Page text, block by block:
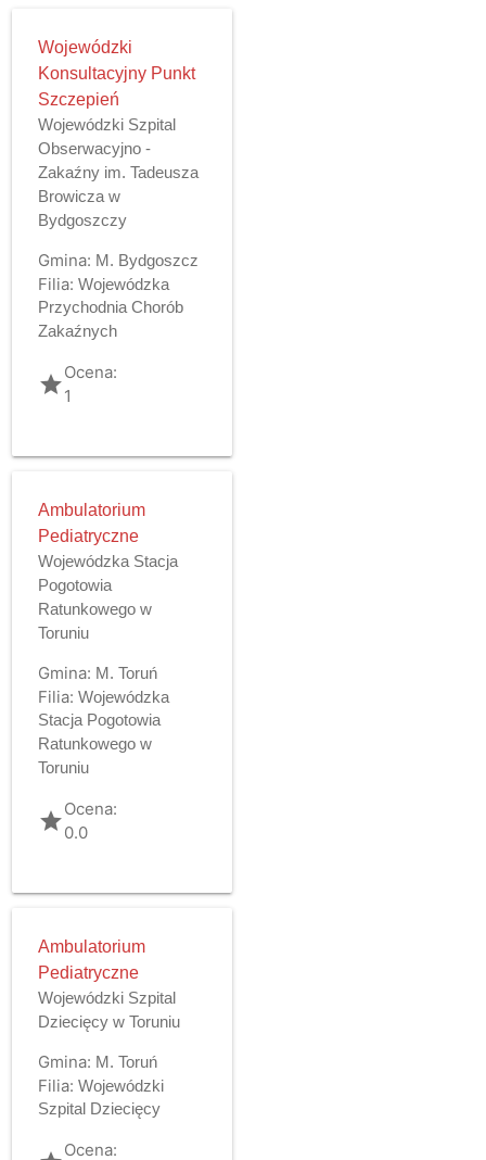
Wojewódzki
Konsultacyjny Punkt
Szczepień
Wojewódzki Szpital
Obserwacyjno -
Zakaźny im. Tadeusza
Browicza w
Bydgoszczy
Gmina: M. Bydgoszcz
Filia: Wojewódzka
Przychodnia Chorób
Zakaźnych
gradeOcena:
1
Ambulatorium
Pediatryczne
Wojewódzka Stacja
Pogotowia
Ratunkowego w
Toruniu
Gmina: M. Toruń
Filia: Wojewódzka
Stacja Pogotowia
Ratunkowego w
Toruniu
gradeOcena:
0.0
Ambulatorium
Pediatryczne
Wojewódzki Szpital
Dziecięcy w Toruniu
Gmina: M. Toruń
Filia: Wojewódzki
Szpital Dziecięcy
Ocena: